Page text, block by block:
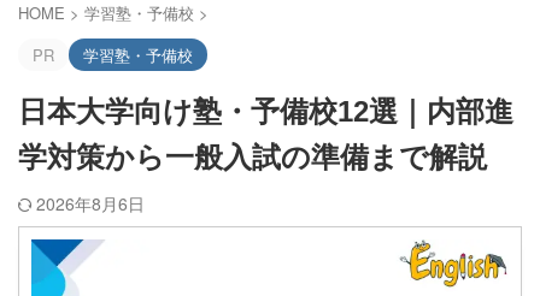
HOME > 学習塾・予備校 >
PR
学習塾・予備校
日本大学向け塾・予備校12選｜内部進
学対策から一般入試の準備まで解説
2026年8月6日